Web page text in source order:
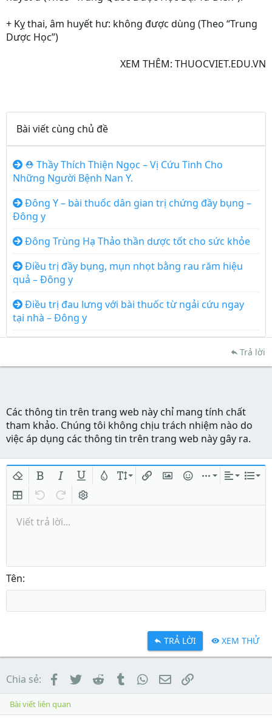
+ Kỵ thai, âm huyết hư: không được dùng (Theo “Trung
Dược Học”)
XEM THÊM: THUOCVIET.EDU.VN
Bài viết cùng chủ đề
⛑ Thầy Thích Thiện Ngọc – Vị Cứu Tinh Cho
Những Người Bệnh Nan Y.
Đông Y – bài thuốc dân gian trị chứng đầy bụng –
Đông y
Đông Trùng Hạ Thảo thần dược tốt cho sức khỏe
Điều trị đầy bụng, mụn nhọt bằng rau răm hiệu
quả – Đông y
Điều trị đau lưng với bài thuốc từ ngải cứu ngay
tại nhà – Đông y
Trả lời
Các thông tin trên trang web này chỉ mang tính chất
tham khảo. Chúng tôi không chịu trách nhiệm nào do
việc áp dụng các thông tin trên trang web này gây ra.
Xóa định dạng
In đậmIn nghiêngGạch chân
Insert table
Quay lạiLàm lại
Viết trả lời...
Tên
TRẢ LỜI XEM THỬ
Chia sẻ: Facebook
TwitterReddit Tumblr WhatsApp
EmailLink
Bài viết liên quan